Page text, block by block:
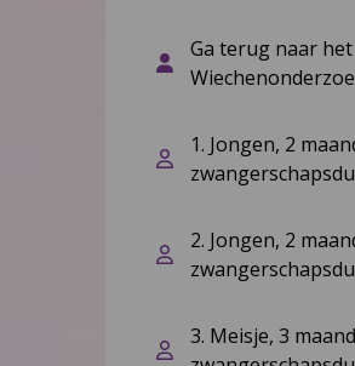
Ga terug naar
1. Jongen, 2
2. Jongen, 2
3. Meisje, 3